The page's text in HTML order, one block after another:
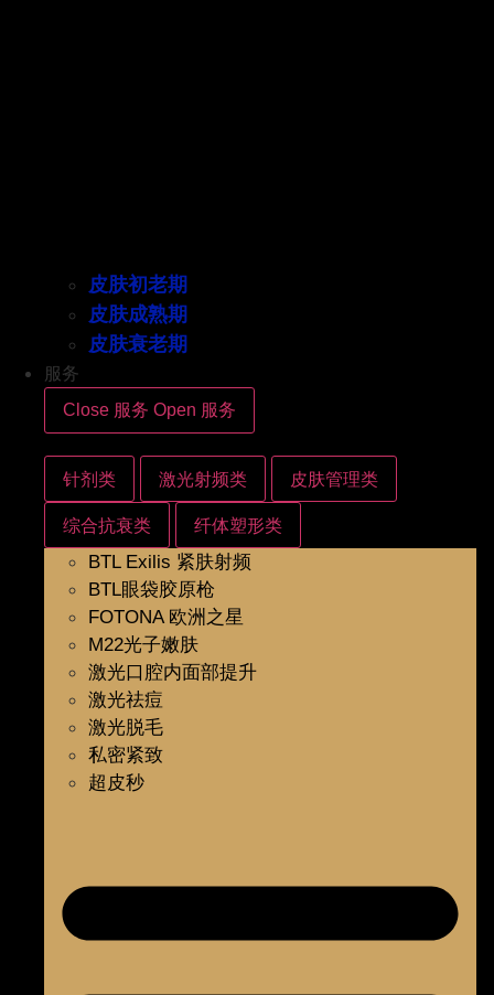
皮肤初老期
皮肤成熟期
皮肤衰老期
服务
Close 服务 Open 服务
针剂类 激光射频类 皮肤管理类
综合抗衰类 纤体塑形类
BTL Exilis 紧肤射频
BTL眼袋胶原枪
FOTONA 欧洲之星
M22光子嫩肤
激光口腔内面部提升
激光祛痘
激光脱毛
私密紧致
超皮秒